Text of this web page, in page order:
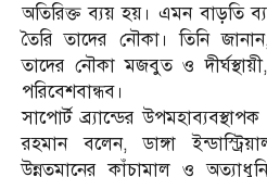
অতিরিক্ত ব্যয় হয়। এমন বাড়তি
তৈরি তাদের নৌকা। তিনি
তাদের নৌকা মজবুত ও
পরিবেশবান্ধব।
সাপোর্ট ব্র্যান্ডের
রহমান বলেন, ডাঙ্গা
উন্নতমানের কাঁচামাল ও